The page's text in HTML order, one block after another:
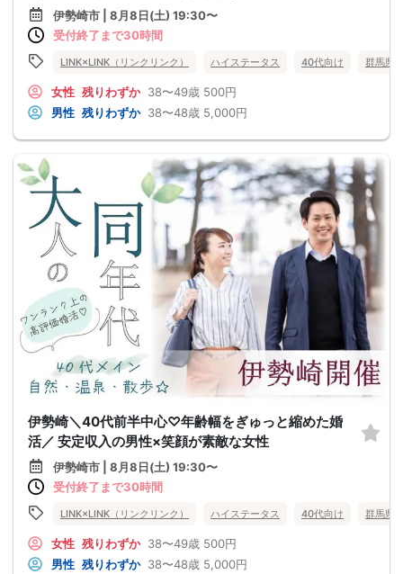
伊勢崎市 | 8月8日(土) 19:30〜
受付終了まで30時間
LINK×LINK（リンクリンク） ハイステータス 40代向け 群馬県
女性 残りわずか 38〜49歳 500円
男性 残りわずか 38〜48歳 5,000円
伊勢崎＼40代前半中心♡年齢幅をぎゅっと縮めた婚
活／ 安定収入の男性×笑顔が素敵な女性
伊勢崎市 | 8月8日(土) 19:30〜
受付終了まで30時間
LINK×LINK（リンクリンク） ハイステータス 40代向け 群馬県
女性 残りわずか 38〜49歳 500円
男性 残りわずか 38〜48歳 5,000円